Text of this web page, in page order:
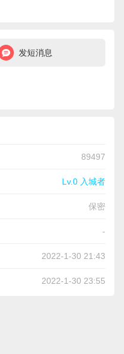
发短消息
89497
Lv.0 入城者
保密
-
2022-1-30 21:43
2022-1-30 23:55